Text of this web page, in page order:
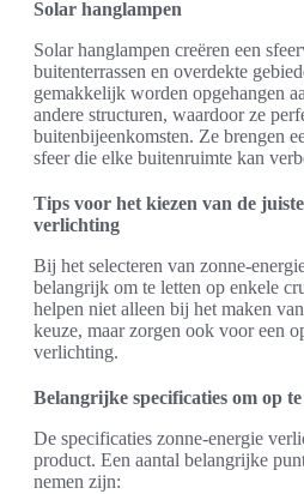
Solar hanglampen
Solar hanglampen creëren een
buitenterrassen en overdekte
gemakkelijk worden opgehangen
andere structuren, waardoor ze
buitenbijeenkomsten. Ze brengen
sfeer die elke buitenruimte kan
Tips voor het kiezen van de
verlichting
Bij het selecteren van zonne-
belangrijk om te letten op enkele
helpen niet alleen bij het maken
keuze, maar zorgen ook voor een
verlichting.
Belangrijke specificaties om op
De specificaties zonne-energie
product. Een aantal belangrijke
nemen zijn: